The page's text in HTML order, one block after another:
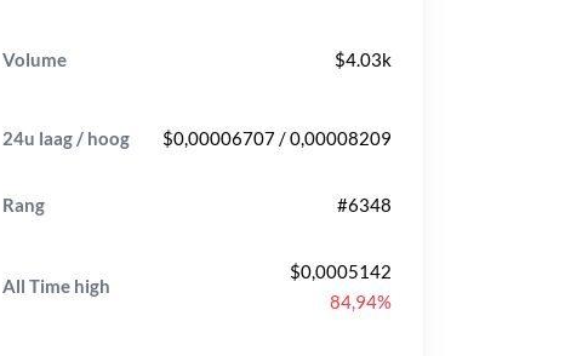
Volume $4.03k
24u laag / hoog $0,00006707 / 0,00008209
Rang #6348
All Time high
$0,0005142
84,94%